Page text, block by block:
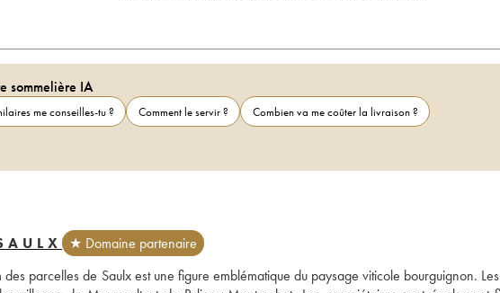
sommelière IA
me conseilles-tu ? Comment le servir ?
Combien va me coûter la livraison ?
★ Domaine partenaire
parcelles de Saulx est une figure emblématique du paysage viticole bourguignon.